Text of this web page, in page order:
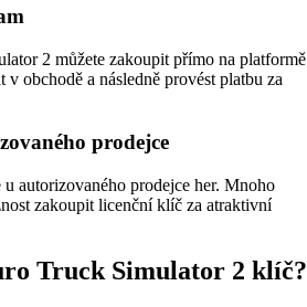
2 můžete zakoupit přímo na platformě
v obchodě a následně provést platbu za
prodejce
autorizovaného prodejce her. Mnoho
zakoupit licenční klíč za atraktivní
Truck Simulator 2 klíč?